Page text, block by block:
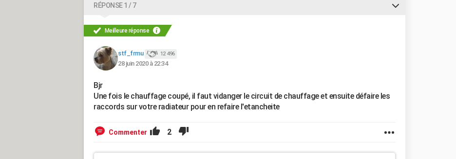
RÉPONSE 1 / 7
Meilleure réponse
stf_frmu 12 496
28 juin 2020 à 22:34
Bjr
Une fois le chauffage coupé, il faut vidanger le circuit de chauffage et ensuite défaire les
raccords sur votre radiateur pour en refaire l'etancheite
Commenter 2